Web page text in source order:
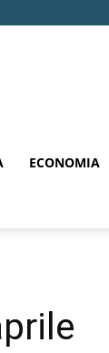
ECONOMIA